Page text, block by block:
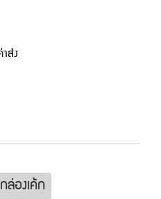
าส่ง
กล่องเค้ก